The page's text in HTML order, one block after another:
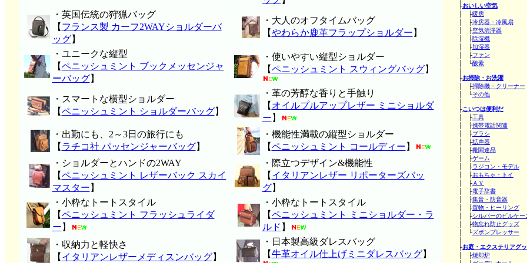
├おいしい空気
│ ├暖房
│ ├冷房器・冷風扇
│ ├空気清浄器
│ ├除湿機
│ ├加湿器
│ ├ファン
│ └酸素
├お掃除・お洗濯
│ ├掃除機・クリーナー
│ └その他
├こいつは便利だ
│ ├工具
│ ├携帯電話関連
│ ├ブラシ
│ ├拡声器
│ ├靴関連品
│ ├ゲーム
│ ├ラジコン・モデル
│ ├おもちゃ・トイ
│ ├ＡＶ
│ ├電子辞書
│ ├集音・防音器
│ ├置物・ヒーリング
│ ├シルバーのピルケー
│ ├物忘れ防止グッズ
│ └ズボンプレッサー
├お庭・エクステリアグ
│ ├焼却炉
・英国伝統の狩猟バッグ
【 フランス製 カーフ2WAYショルダーバ
ッグ】
・大人のオフタイムバッグ
【やわらか鹿革フラップショルダー 】
・ユニークな縦型
【ペニッシュミント ブックメッセンジャ
ーバッグ】
・使いやすい縦型ショルダー
【ペニッシュミント スウィングバッグ】
・スマートな横型ショルダー
【ペニッシュミント ショルダーバッグ】
・革の芳醇な香りと手触り
【 オイルプルアップレザー ミニショルダ
ー 】
・出勤にも、2～3日の旅行にも
【 ラチコ社 パッセンジャーバッグ】
・機能性満載の縦型ショルダー
【ペニッシュミント コールディー 】
・ショルダーとハンドの2WAY
【ペニッシュミント レザーバック スカイ
マスター 】
・際立つデザイン&機能性
【 イタリアンレザー リポーターズバッ
グ】
・小粋なトートスタイル
【ペニッシュミント フラッシュライダ
ー 】
・小粋なトートスタイル
【ペニッシュミント ミニショルダー・ラ
ルド 】
・収納力と軽快さ
【 イタリアンレザーメディスンバッグ】
・日本製高級ダレスバッグ
【牛革オイル仕上げミニダレスバッグ】